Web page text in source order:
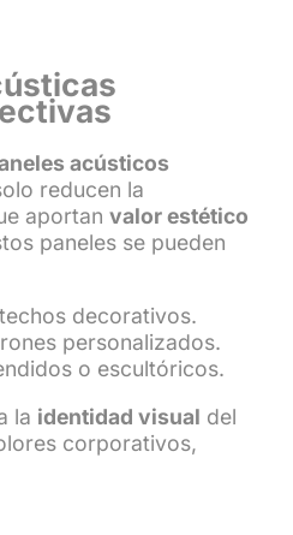
acústicos
reducen la
aportan valor estético
paneles se pueden
decorativos.
personalizados.
o escultóricos.
la identidad visual del
corporativos,